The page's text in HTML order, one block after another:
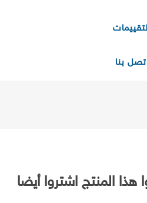
بنا
هذا المنتج اشتروا أيضا